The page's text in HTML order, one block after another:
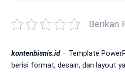
Berikan
kontenbisnis.id– Template
berisi format, desain, dan layout